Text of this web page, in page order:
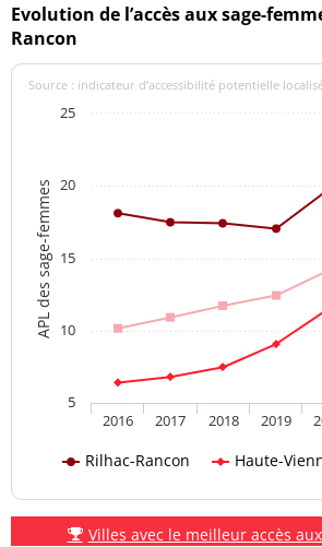
Evolution de l’accès aux sage-
Rancon
APL des sage-femmes
Source : indicateur d’accessibilité potentielle
Rilhac-Rancon Haute-
2016 2017 2018 2019
5
10
15
20
25
Villes avec le meilleur accès